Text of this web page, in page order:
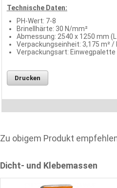
Technische Daten:
PH-Wert: 7-8
Brinellhärte: 30 N/mm²
Abmessung: 2540 x 1250 mm (L
Verpackungseinheit: 3,175 m² /
Verpackungsart: Einwegpalette
Drucken
Zu obigem Produkt
Dicht- und Klebemassen